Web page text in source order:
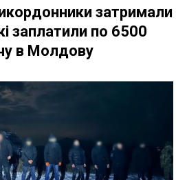
затримали
заплатили по 6500
в Молдову